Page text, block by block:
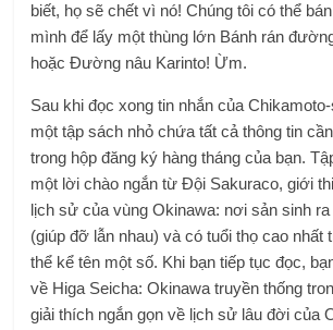
biết, họ sẽ chết vì nó! Chúng tôi có thể
mình để lấy một thùng lớn Bánh rán
hoặc Đường nâu Karinto! Ừm.
Sau khi đọc xong tin nhắn của
một tập sách nhỏ chứa tất cả thông tin
trong hộp đăng ký hàng tháng của bạn.
một lời chào ngắn từ Đội Sakuraco, giới
lịch sử của vùng Okinawa: nơi sản sinh ra
(giúp đỡ lẫn nhau) và có tuổi thọ cao nhất
thể kể tên một số. Khi bạn tiếp tục đọc,
về Higa Seicha: Okinawa truyền thống
giải thích ngắn gọn về lịch sử lâu đời của